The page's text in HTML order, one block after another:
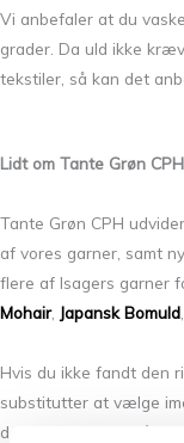
Vi anbefaler at du
grader. Da uld ikke
tekstiler, så kan det
Lidt om Tante Grøn
Tante Grøn CPH
af vores garner, samt
flere af Isagers garner
Mohair, Japansk Bomuld
Hvis du ikke fandt den
substitutter at vælge
den rigtige farve, så